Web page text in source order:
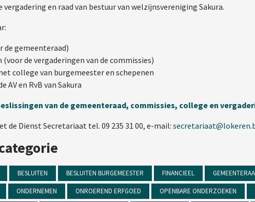
en raad van bestuur van welzijnsvereniging Sakura.
de gemeenteraad)
de vergaderingen van de commissies)
college van burgemeester en schepenen
AV en RvB van Sakura
van de gemeenteraad, commissies, college en
de Dienst Secretariaat tel. 09 235 31 00, e-mail:
BESLUITEN BESLUITEN BURGEMEESTER FINANCIEEL
ONDERNEMEN ONROEREND ERFGOED OPENBARE ONDERZOEKEN